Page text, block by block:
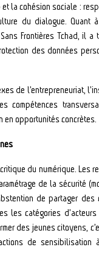
la cohésion sociale :
du dialogue. Quant
Frontières Tchad, il
des données
de l’entrepreneuriat,
compétences
en opportunités concrètes.
du numérique. Les
de la sécurité
de partager des
les catégories
des jeunes citoyens,
de